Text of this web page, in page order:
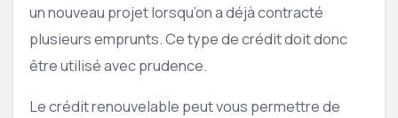
un nouveau projet lorsqu’on a déjà contracté
plusieurs emprunts. Ce type de crédit doit donc
être utilisé avec prudence.
Le crédit renouvelable peut vous permettre de